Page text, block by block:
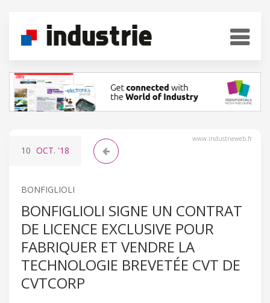
www.industrieweb.fr
10 OCT. '18
BONFIGLIOLI
BONFIGLIOLI SIGNE UN CONTRAT
DE LICENCE EXCLUSIVE POUR
FABRIQUER ET VENDRE LA
TECHNOLOGIE BREVETÉE CVT DE
CVTCORP